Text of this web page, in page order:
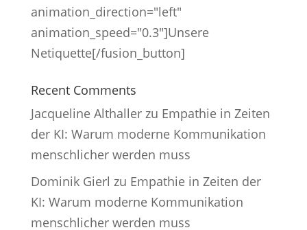
animation_direction="left"
animation_speed="0.3"]Unsere
Netiquette[/fusion_button]
Recent Comments
Jacqueline Althallerzu Empathie in Zeiten
der KI: Warum moderne Kommunikation
menschlicher werden muss
Dominik Gierl zu Empathie in Zeiten der
KI: Warum moderne Kommunikation
menschlicher werden muss